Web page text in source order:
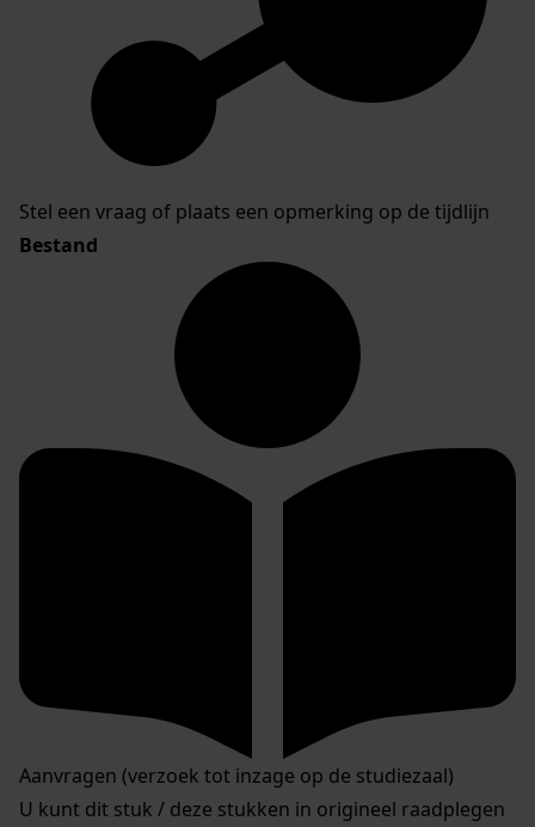
Stel een vraag of plaats een opmerking op de tijdlijn
Bestand
Aanvragen (verzoek tot inzage op de studiezaal)
U kunt dit stuk / deze stukken in origineel raadplegen